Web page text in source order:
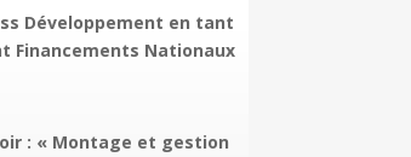
Développement en tant
Financements Nationaux
: « Montage et gestion